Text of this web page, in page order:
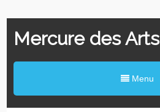
Mercure des Arts
Menu